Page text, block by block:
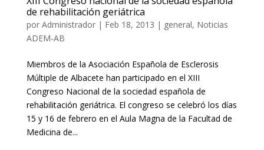
de rehabilitación geriátrica
por Administrador| Feb 18, 2013 | general, Noticias
ADEM-AB
Miembros de la Asociación Española de Esclerosis
Múltiple de Albacete han participado en el XIII
Congreso Nacional de la sociedad española de
rehabilitación geriátrica. El congreso se celebró los días
15 y 16 de febrero en el Aula Magna de la Facultad de
Medicina de...